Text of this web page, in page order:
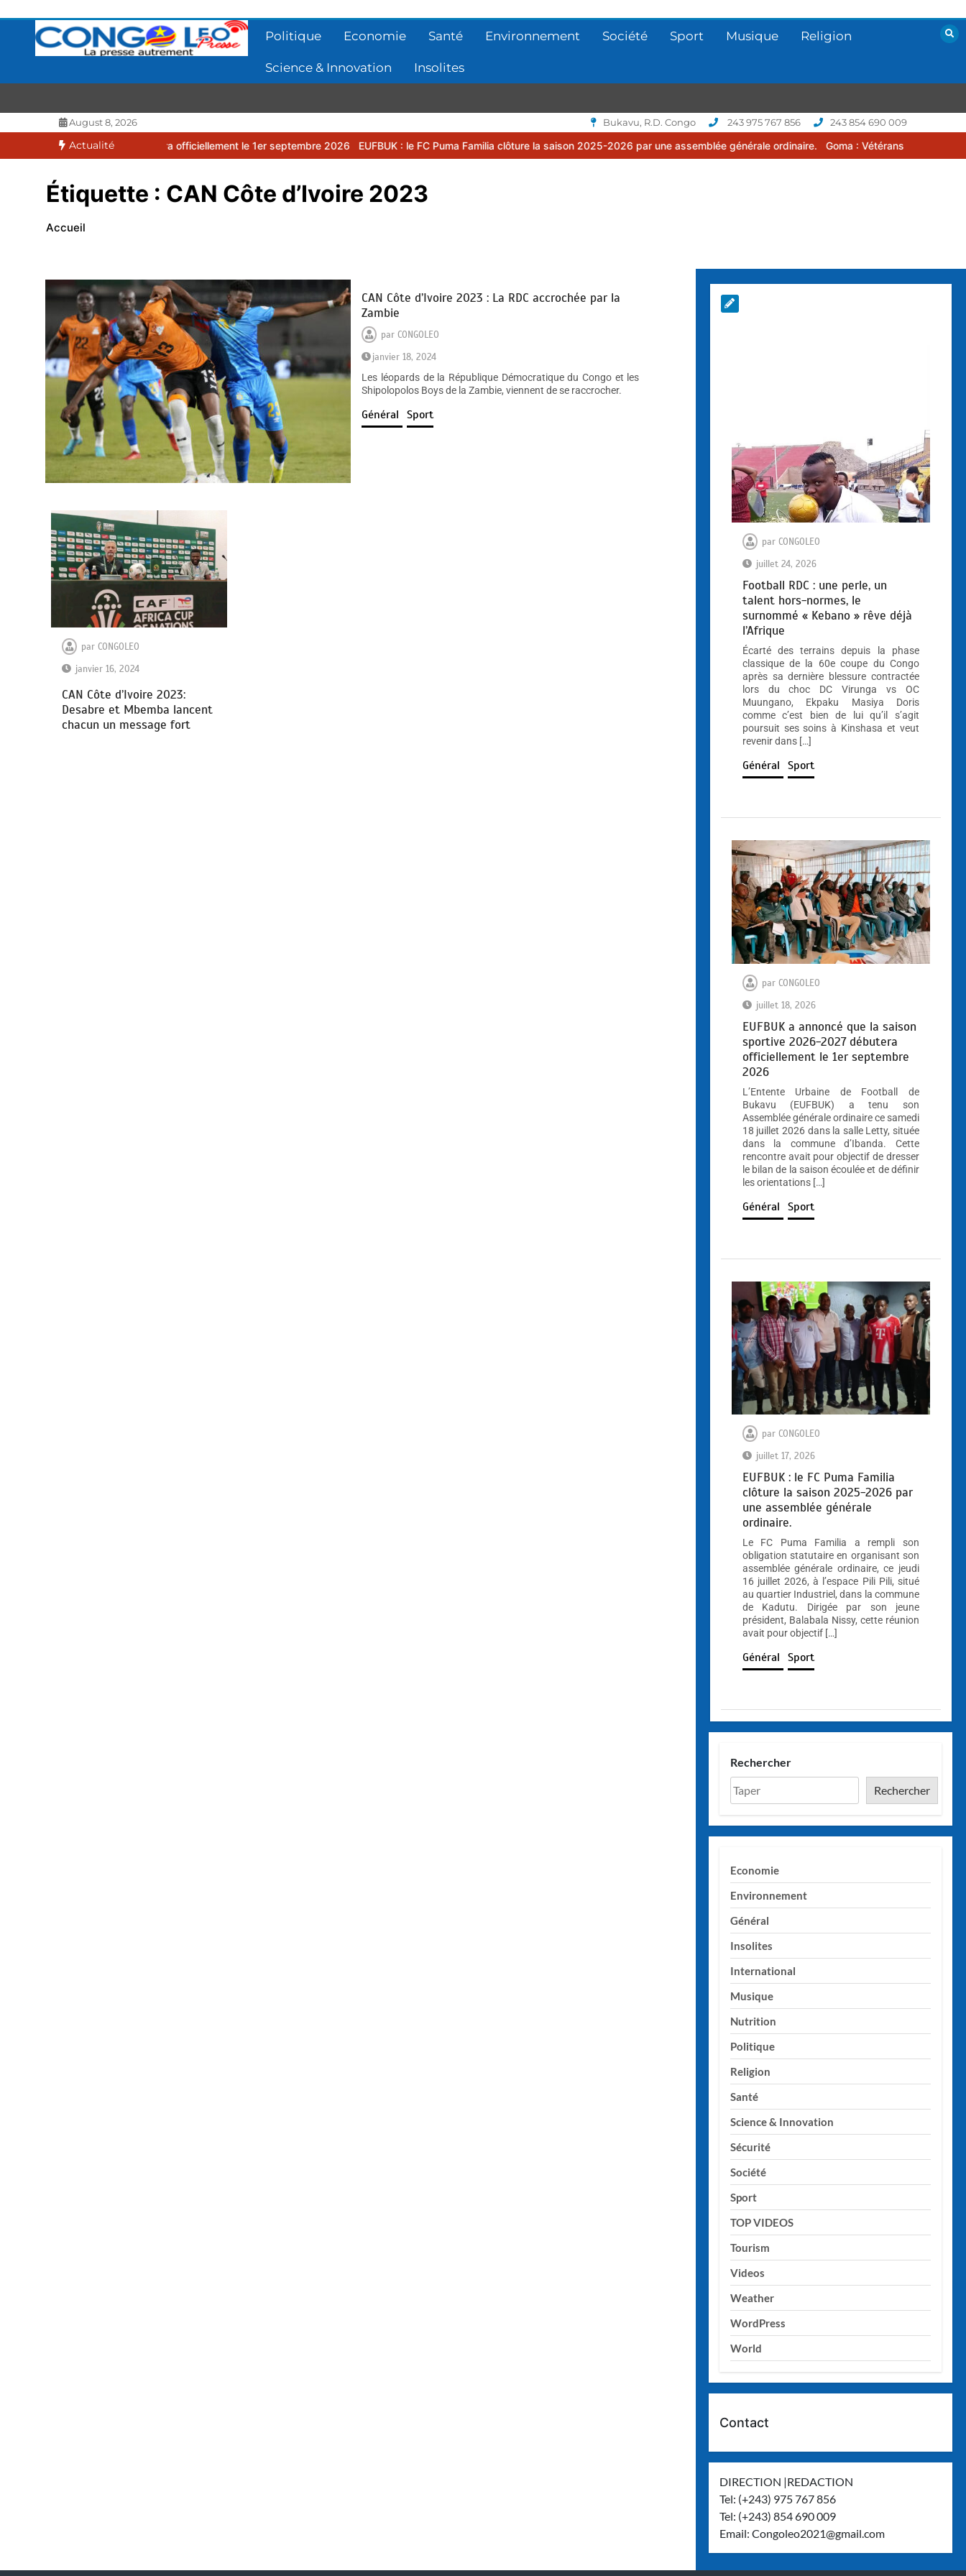
contenu
Politique Economie Santé Environnement Société Sport Musique Religion
Science & Innovation Insolites
CONGOLEO
La presse autrement
August 8, 2026 Bukavu, R.D. Congo 243 975 767 856 243 854 690 009
Actualité
2027 débutera officiellement le 1er septembre 2026 EUFBUK : le FC Puma Familia clôture la saison 2025-2026 par une assemblée générale ordinaire. Goma : Vétérans Cup 2026 -2027, une
Étiquette : CAN Côte d’Ivoire 2023
Accueil
CAN Côte d’Ivoire 2023 : La RDC accrochée par la
Zambie
parCONGOLEO
janvier 18, 2024
Les léopards de la République Démocratique du Congo et les
Shipolopolos Boys de la Zambie, viennent de se raccrocher.
Général Sport
parCONGOLEO
janvier 16, 2024
CAN Côte d’Ivoire 2023:
Desabre et Mbemba lancent
chacun un message fort
par CONGOLEO
juillet 24, 2026
Football RDC : une perle, un
talent hors-normes, le
surnommé « Kebano » rêve déjà
l’Afrique
Écarté des terrains depuis la phase
classique de la 60e coupe du Congo
après sa dernière blessure contractée
lors du choc DC Virunga vs OC
Muungano, Ekpaku Masiya Doris
comme c’est bien de lui qu’il s’agit
poursuit ses soins à Kinshasa et veut
revenir dans […]
Général Sport
par CONGOLEO
juillet 18, 2026
EUFBUK a annoncé que la saison
sportive 2026-2027 débutera
officiellement le 1er septembre
2026
L’Entente Urbaine de Football de
Bukavu (EUFBUK) a tenu son
Assemblée générale ordinaire ce samedi
18 juillet 2026 dans la salle Letty, située
dans la commune d’Ibanda. Cette
rencontre avait pour objectif de dresser
le bilan de la saison écoulée et de définir
les orientations […]
Général Sport
par CONGOLEO
juillet 17, 2026
EUFBUK : le FC Puma Familia
clôture la saison 2025-2026 par
une assemblée générale
ordinaire.
Le FC Puma Familia a rempli son
obligation statutaire en organisant son
assemblée générale ordinaire, ce jeudi
16 juillet 2026, à l’espace Pili Pili, situé
au quartier Industriel, dans la commune
de Kadutu. Dirigée par son jeune
président, Balabala Nissy, cette réunion
avait pour objectif […]
Général Sport
Rechercher
Rechercher
Economie
Environnement
Général
Insolites
International
Musique
Nutrition
Politique
Religion
Santé
Science & Innovation
Sécurité
Société
Sport
TOP VIDEOS
Tourism
Videos
Weather
WordPress
World
Contact
DIRECTION |REDACTION
Tel: (+243) 975 767 856
Tel: (+243) 854 690 009
Email:Congoleo2021@gmail.com